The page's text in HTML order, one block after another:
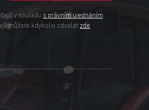
v souladu s právním ujednáním
můžete kdykoliv odvolat zde